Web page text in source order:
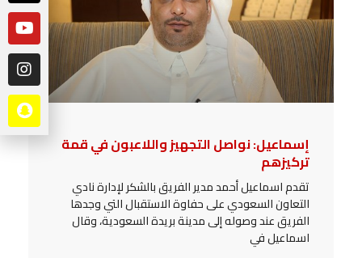
إسماعيل: نواصل التجهيز واللاعبون في قمة
تركيزهم
تقدم اسماعيل أحمد مدير الفريق بالشكر لإدارة نادي
التعاون السعودي على حفاوة الاستقبال التي وجدها
الفريق عند وصوله إلى مدينة بريدة السعودية، وقال
اسماعيل في